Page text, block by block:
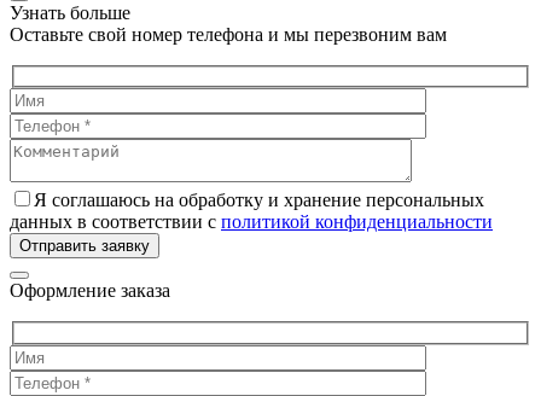
Узнать больше
Оставьте свой номер телефона и мы перезвоним вам
Я соглашаюсь на обработку и хранение персональных
данных в соответствии с политикой конфиденциальности
Отправить заявку
Оформление заказа